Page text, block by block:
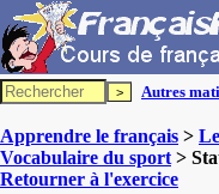
Autres
Apprendre le français >
Vocabulaire du sport >
Retourner à l'exercice